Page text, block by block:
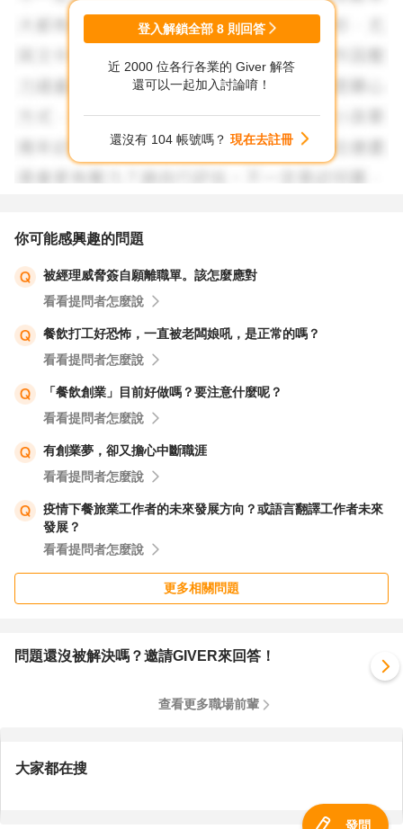
登入解鎖全部 8 則回答
近 2000 位各行各業的 Giver 解答
還可以一起加入討論唷！
還沒有 104 帳號嗎？ 現在去註冊
你可能感興趣的問題
被經理威脅簽自願離職單。該怎麼應對
看看提問者怎麼說
餐飲打工好恐怖，一直被老闆娘吼，是正常的嗎？
看看提問者怎麼說
「餐飲創業」目前好做嗎？要注意什麼呢？
看看提問者怎麼說
有創業夢，卻又擔心中斷職涯
看看提問者怎麼說
疫情下餐旅業工作者的未來發展方向？或語言翻譯工作者未來
發展？
看看提問者怎麼說
更多相關問題
問題還沒被解決嗎？邀請GIVER來回答！
查看更多職場前輩
大家都在搜
發問